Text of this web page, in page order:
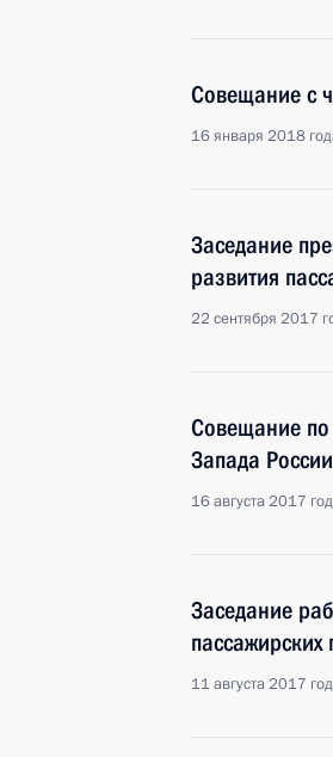
Совещание с
16 января 2018
Заседание
развития
22 сентября 2017
Совещание по
Запада России
16 августа 2017
Заседание
пассажирских
11 августа 2017